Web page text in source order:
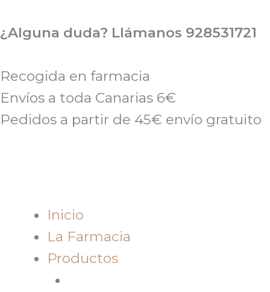
al
¿Alguna duda? Llámanos 928531721
Recogida en farmacia
Envíos a toda Canarias 6€
Pedidos a partir de 45€ envío gratuito
Inicio
La Farmacia
Productos